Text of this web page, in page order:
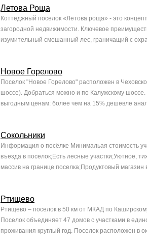
Летова Роща
Коттеджный поселок «Летова роща» - это
загородной недвижимости. Ключевое
изумительный смешанный лес, граничащий с
Новое Горелово
Поселок "Новое Горелово" расположен в
шоссе). Добраться можно и по Калужскому
выгодным ценам: более чем на 15% дешевле
Сокольники
Информация о посёлке Минимальая стоимость
въезда в поселок;Есть лесные участки;Уютное,
массив на границе поселка;Продуктовый
Ртищево
Ртищево – поселок в 50 км от МКАД по
Поселок объединяет 47 домов с участками в
проживания круглый год. Поселок расположен в